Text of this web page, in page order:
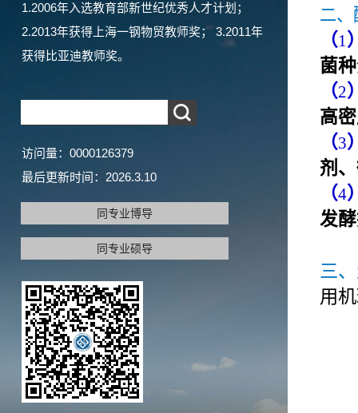
1.2006年入选教育部新世纪优秀人才计划；
2.2013年获得上海一钢物贸教师奖； 3.2011年
获得比亚迪教师奖。
访问量： 0000126379
最后更新时间： 2026.3.10
同专业博导
同专业硕导
二、
（1
菌
（2
高
（3
剂
（4
发
三
用